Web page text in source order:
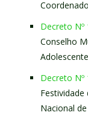
Decreto Nº
Conselho
Decreto Nº
Nacional